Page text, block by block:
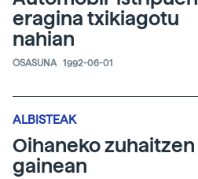
eragina txikiagotu
nahian
OSASUNA 1992-06-01
ALBISTEAK
Oihaneko zuhaitzen
gainean